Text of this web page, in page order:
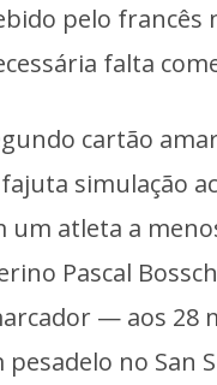
pelo francês
falta
cartão
simulação
um atleta a
Pascal
— aos
no San